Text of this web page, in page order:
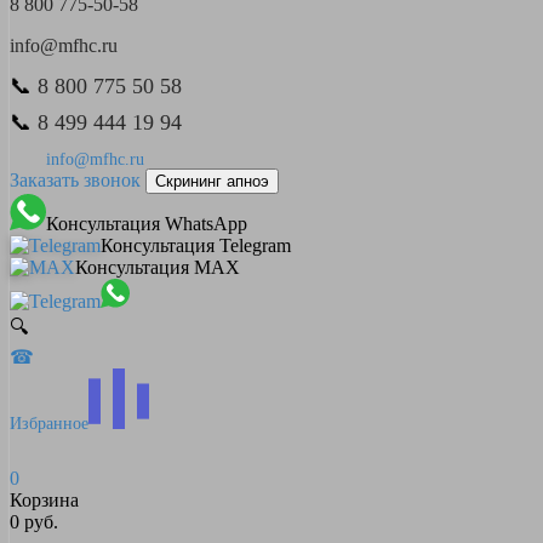
8 800 775-50-58
info@mfhc.ru
📞 8 800 775 50 58
📞 8 499 444 19 94
info@mfhc.ru
Заказать звонок Скрининг апноэ
Консультация WhatsApp
Консультация Telegram
Консультация MAX
🔍
☎
Избранное
0
Корзина
0 руб.